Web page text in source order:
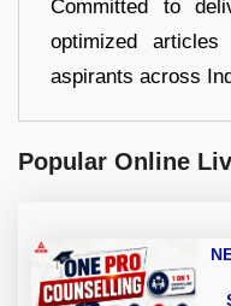
Committed to
optimized
aspirants across
Popular Online